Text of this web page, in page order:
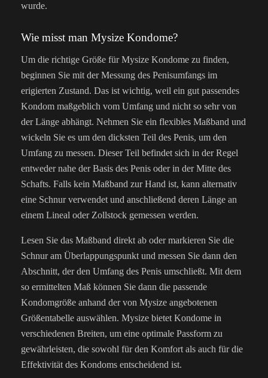
wurde.
Wie misst man Mysize Kondome?
Um die richtige Größe für Mysize Kondome zu finden,
beginnen Sie mit der Messung des Penisumfangs im
erigierten Zustand. Das ist wichtig, weil ein gut passendes
Kondom maßgeblich vom Umfang und nicht so sehr von
der Länge abhängt. Nehmen Sie ein flexibles Maßband und
wickeln Sie es um den dicksten Teil des Penis, um den
Umfang zu messen. Dieser Teil befindet sich in der Regel
entweder nahe der Basis des Penis oder in der Mitte des
Schafts. Falls kein Maßband zur Hand ist, kann alternativ
eine Schnur verwendet und anschließend deren Länge an
einem Lineal oder Zollstock gemessen werden.
Lesen Sie das Maßband direkt ab oder markieren Sie die
Schnur am Überlappungspunkt und messen Sie dann den
Abschnitt, der den Umfang des Penis umschließt. Mit dem
so ermittelten Maß können Sie dann die passende
Kondomgröße anhand der von Mysize angebotenen
Größentabelle auswählen. Mysize bietet Kondome in
verschiedenen Breiten, um eine optimale Passform zu
gewährleisten, die sowohl für den Komfort als auch für die
Effektivität des Kondoms entscheidend ist.